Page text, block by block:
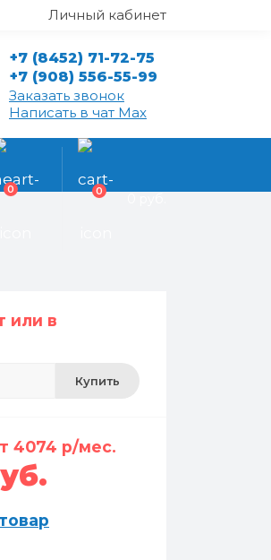
Личный кабинет
+7 (8452) 71-72-75
+7 (908) 556-55-99
Заказать звонок
Написать в чат Max
0 0
или в
Купить
4074 р/мес.